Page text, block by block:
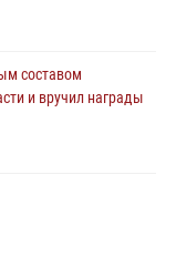
составом
и вручил награды